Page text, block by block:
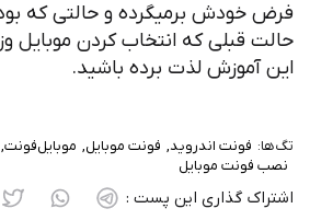
فرض خودش برمیگرده و حالتی که
حالت قبلی که انتخاب کردن موبایل
این آموزش لذت برده باشید.
تگ‌ها: فونت اندروید فونت موبایل موبایل‌فونت
نصب فونت موبایل
اشتراک گذاری این پست :